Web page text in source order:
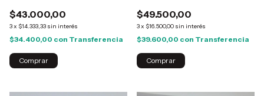
$43.000,00
3x $14.333,33 sin interés
$34.400,00 con Transferencia
$49.500,00
3x $16.500,00 sin interés
$39.600,00 con Transferencia